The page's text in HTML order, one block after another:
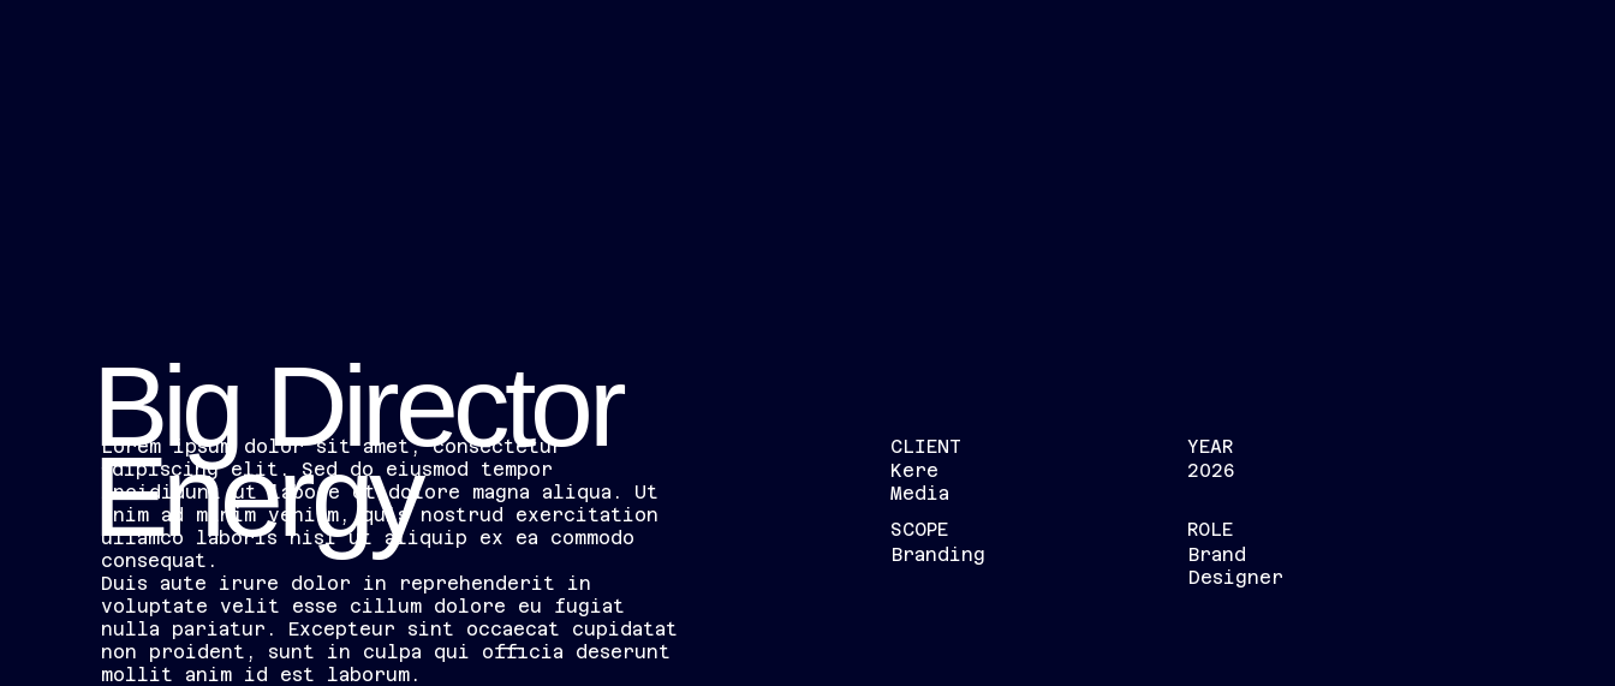
Big Director
Energy
Lorem ipsum dolor sit amet, consectetur
adipiscing elit. Sed do eiusmod tempor
incididunt ut labore et dolore magna aliqua. Ut
enim ad minim veniam, quis nostrud exercitation
ullamco laboris nisi ut aliquip ex ea commodo
consequat.
Duis aute irure dolor in reprehenderit in
voluptate velit esse cillum dolore eu fugiat
nulla pariatur. Excepteur sint occaecat cupidatat
non proident, sunt in culpa qui officia deserunt
mollit anim id est laborum.
CLIENT
Kere
Media
SCOPE
Branding
YEAR
2026
ROLE
Brand
Designer